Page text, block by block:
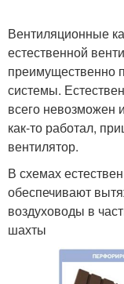
Вентиляционные
естественной
преимущественно
системы.
всего невозможен
как-то работал,
вентилятор.
В схемах
обеспечивают
воздуховоды в
шахты